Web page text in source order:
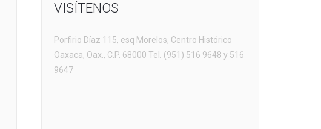
VISÍTENOS
Porfirio Díaz 115, esq Morelos, Centro Histórico
Oaxaca, Oax., C.P. 68000 Tel. (951) 516 9648 y 516
9647